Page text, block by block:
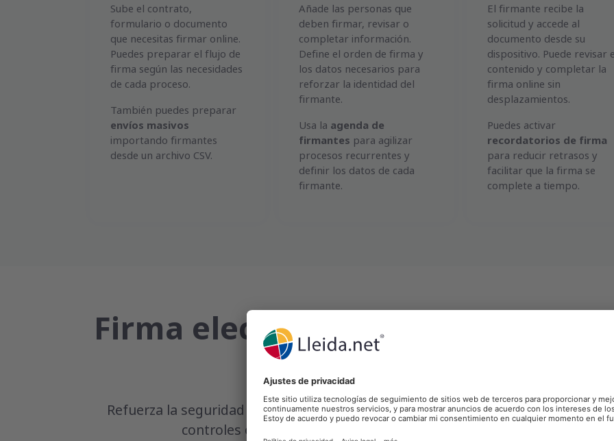
Sube el contrato,
formulario o documento
que necesitas firmar online.
Puedes preparar el flujo de
firma según las necesidades
de cada proceso.
También puedes preparar
envíos masivos
importando firmantes
desde un archivo CSV.
Añade las personas que
deben firmar, revisar o
completar información.
Define el orden de firma y
los datos necesarios para
reforzar la identidad del
firmante.
Usa la agenda de
firmantes para agilizar
procesos recurrentes y
definir los datos de cada
firmante.
El firmante recibe la
solicitud y accede al
documento desde su
dispositivo. Puede revisar
contenido y completar la
firma online sin
desplazamientos.
Puedes activar
recordatorios de firma
para reducir retrasos y
facilitar que la firma se
complete a tiempo.
Firma electrónica con
validez legal
Refuerza la seguridad jurídica de tus documentos con unafirma electrónica
controles orientados a proteger la identidad del firmante y la